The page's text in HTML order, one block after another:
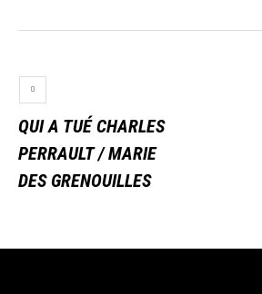
QUI A TUÉ CHARLES
PERRAULT / MARIE
DES GRENOUILLES